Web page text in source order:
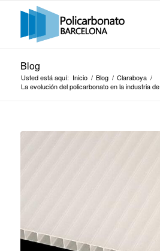
Blog
Usted está aquí: Inicio / Blog / Claraboya /
La evolución del policarbonato en la industria